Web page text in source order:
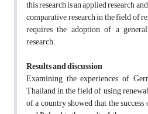
this research is an applied research
comparative research in the field of
requires the adoption of a
research.
Results and discussion
Examining the experiences of
Thailand in the field of using
of a country showed that the